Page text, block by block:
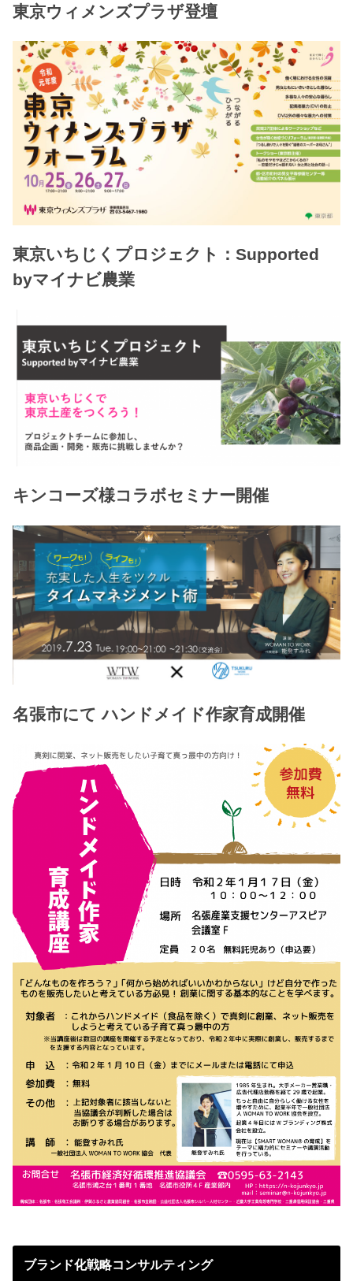
東京ウィメンズプラザ登壇
東京いちじくプロジェクト：Supported
byマイナビ農業
キンコーズ様コラボセミナー開催
名張市にて ハンドメイド作家育成開催
ブランド化戦略コンサルティング